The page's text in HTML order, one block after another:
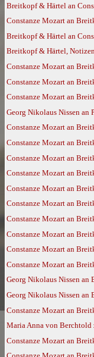
Breitkopf & Härtel an
Constanze Mozart an
Breitkopf & Härtel an
Breitkopf & Härtel,
Constanze Mozart an
Constanze Mozart an
Constanze Mozart an
Georg Nikolaus Nissen an
Constanze Mozart an
Constanze Mozart an
Constanze Mozart an
Constanze Mozart an
Constanze Mozart an
Constanze Mozart an
Constanze Mozart an
Constanze Mozart an
Constanze Mozart an
Constanze Mozart an
Georg Nikolaus Nissen
Georg Nikolaus Nissen
Constanze Mozart an
Maria Anna von
Constanze Mozart an